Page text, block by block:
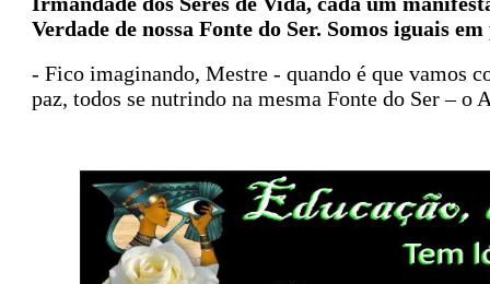
Verdade de nossa Fonte do Ser. Somos iguais
- Fico imaginando, Mestre - quando é que vamos
paz, todos se nutrindo na mesma Fonte do Ser –